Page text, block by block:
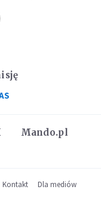
Mando.pl
Kontakt
Dla mediów